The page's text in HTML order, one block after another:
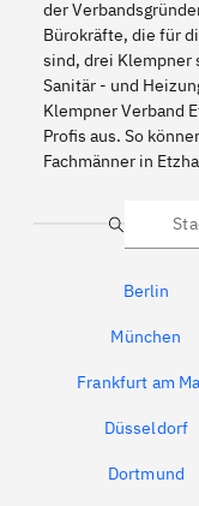
der
Bürokräfte, die für
sind, drei Klempner
Sanitär - und
Klempner Verband
Profis aus. So
Fachmänner in
Suche
Berlin
München
Frankfurt am
Düsseldorf
Dortmund